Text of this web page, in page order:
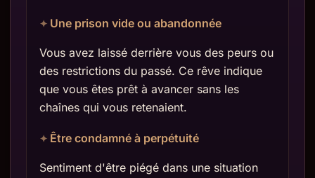
Une prison vide ou abandonnée
Vous avez laissé derrière vous des peurs ou
des restrictions du passé. Ce rêve indique
que vous êtes prêt à avancer sans les
chaînes qui vous retenaient.
Être condamné à perpétuité
Sentiment d'être piégé dans une situation